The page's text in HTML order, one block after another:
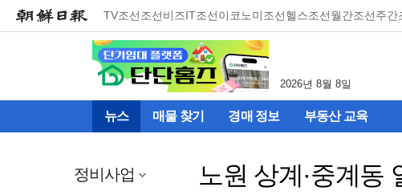
TV조선조선비즈IT조선이코노미조선헬스조선월간조선주간
2026년 8월 8일
뉴스 매물 찾기 경매 정보 부동산 교육
정비사업 노원 상계·중계동